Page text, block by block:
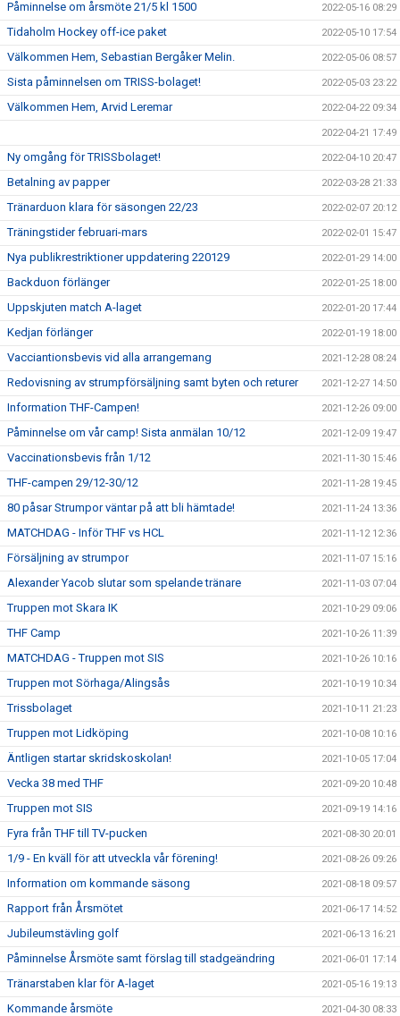
Påminnelse om årsmöte 21/5 kl 1500 2022-05-16 08:29
Tidaholm Hockey off-ice paket 2022-05-10 17:54
Välkommen Hem, Sebastian Bergåker Melin. 2022-05-06 08:57
Sista påminnelsen om TRISS-bolaget! 2022-05-03 23:22
Välkommen Hem, Arvid Leremar 2022-04-22 09:34
2022-04-21 17:49
Ny omgång för TRISSbolaget! 2022-04-10 20:47
Betalning av papper 2022-03-28 21:33
Tränarduon klara för säsongen 22/23 2022-02-07 20:12
Träningstider februari-mars 2022-02-01 15:47
Nya publikrestriktioner uppdatering 220129 2022-01-29 14:00
Backduon förlänger 2022-01-25 18:00
Uppskjuten match A-laget 2022-01-20 17:44
Kedjan förlänger 2022-01-19 18:00
Vacciantionsbevis vid alla arrangemang 2021-12-28 08:24
Redovisning av strumpförsäljning samt byten och returer 2021-12-27 14:50
Information THF-Campen! 2021-12-26 09:00
Påminnelse om vår camp! Sista anmälan 10/12 2021-12-09 19:47
Vaccinationsbevis från 1/12 2021-11-30 15:46
THF-campen 29/12-30/12 2021-11-28 19:45
80 påsar Strumpor väntar på att bli hämtade! 2021-11-24 13:36
MATCHDAG - Inför THF vs HCL 2021-11-12 12:36
Försäljning av strumpor 2021-11-07 15:16
Alexander Yacob slutar som spelande tränare 2021-11-03 07:04
Truppen mot Skara IK 2021-10-29 09:06
THF Camp 2021-10-26 11:39
MATCHDAG - Truppen mot SIS 2021-10-26 10:16
Truppen mot Sörhaga/Alingsås 2021-10-19 10:34
Trissbolaget 2021-10-11 21:23
Truppen mot Lidköping 2021-10-08 10:16
Äntligen startar skridskoskolan! 2021-10-05 17:04
Vecka 38 med THF 2021-09-20 10:48
Truppen mot SIS 2021-09-19 14:16
Fyra från THF till TV-pucken 2021-08-30 20:01
1/9 - En kväll för att utveckla vår förening! 2021-08-26 09:26
Information om kommande säsong 2021-08-18 09:57
Rapport från Årsmötet 2021-06-17 14:52
Jubileumstävling golf 2021-06-13 16:21
Påminnelse Årsmöte samt förslag till stadgeändring 2021-06-01 17:14
Tränarstaben klar för A-laget 2021-05-16 19:13
Kommande årsmöte 2021-04-30 08:33